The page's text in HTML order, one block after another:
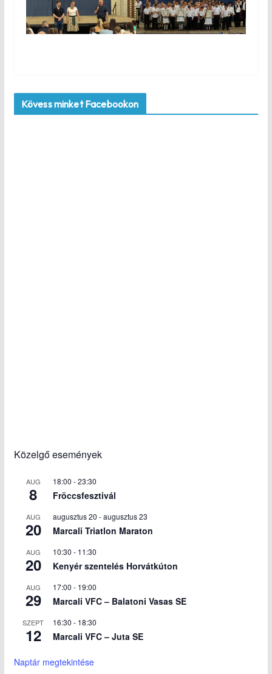
Kövess minket Facebookon
Közelgő események
AUG
8
18:00 -23:30
Fröccsfesztivál
AUG
20
augusztus 20 -augusztus 23
Marcali Triatlon Maraton
AUG
20
10:30 - 11:30
Kenyér szentelés Horvátkúton
AUG
29
17:00 - 19:00
Marcali VFC – Balatoni Vasas SE
SZEPT
12
16:30 - 18:30
Marcali VFC – Juta SE
Naptár megtekintése